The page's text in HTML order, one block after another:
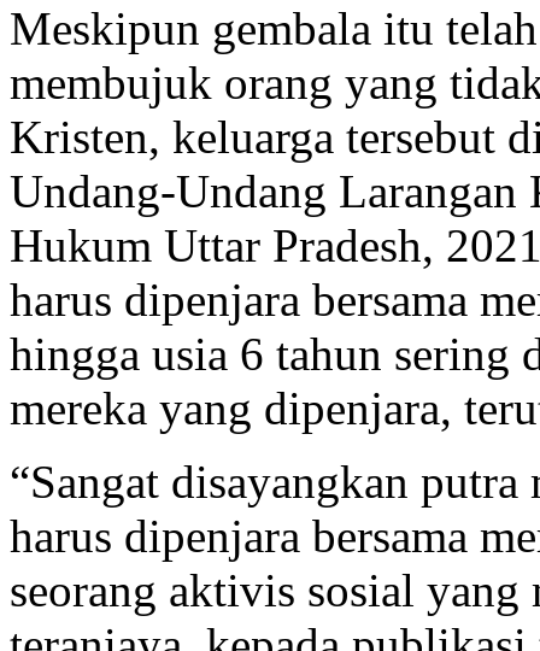
Meskipun gembala itu
membujuk orang yang
Kristen, keluarga tersebut
Undang-Undang
Hukum Uttar Pradesh,
harus dipenjara bersama
hingga usia 6 tahun sering
mereka yang dipenjara,
“Sangat disayangkan
harus dipenjara bersama
seorang aktivis sosial